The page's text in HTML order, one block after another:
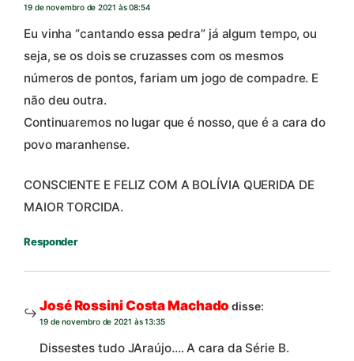
19 de novembro de 2021 às 08:54
Eu vinha “cantando essa pedra” já algum tempo, ou
seja, se os dois se cruzasses com os mesmos
números de pontos, fariam um jogo de compadre. E
não deu outra.
Continuaremos no lugar que é nosso, que é a cara do
povo maranhense.
CONSCIENTE E FELIZ COM A BOLÍVIA QUERIDA DE
MAIOR TORCIDA.
Responder
José Rossini Costa Machado disse:
19 de novembro de 2021 às 13:35
Dissestes tudo JAraújo…. A cara da Série B.